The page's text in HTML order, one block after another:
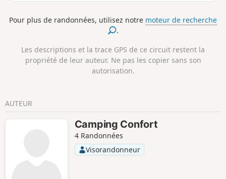
et ses affluents.
Pour plus de randonnées, utilisez notre moteur de recherche
.
Les descriptions et la trace GPS de ce circuit restent la
propriété de leur auteur. Ne pas les copier sans son
autorisation.
AUTEUR
Camping Confort
4 Randonnées
Visorandonneur